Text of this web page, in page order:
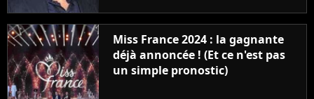
Miss France 2024 : la gagnante
déjà annoncée ! (Et ce n'est pas
un simple pronostic)